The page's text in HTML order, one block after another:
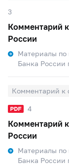
3
Комментарий
России
Материалы по
Банка России
Комментарий к
4
Комментарий
России
Материалы по
Банка России